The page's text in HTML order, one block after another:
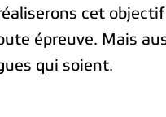
cet objectif
épreuve. Mais
qui soient.